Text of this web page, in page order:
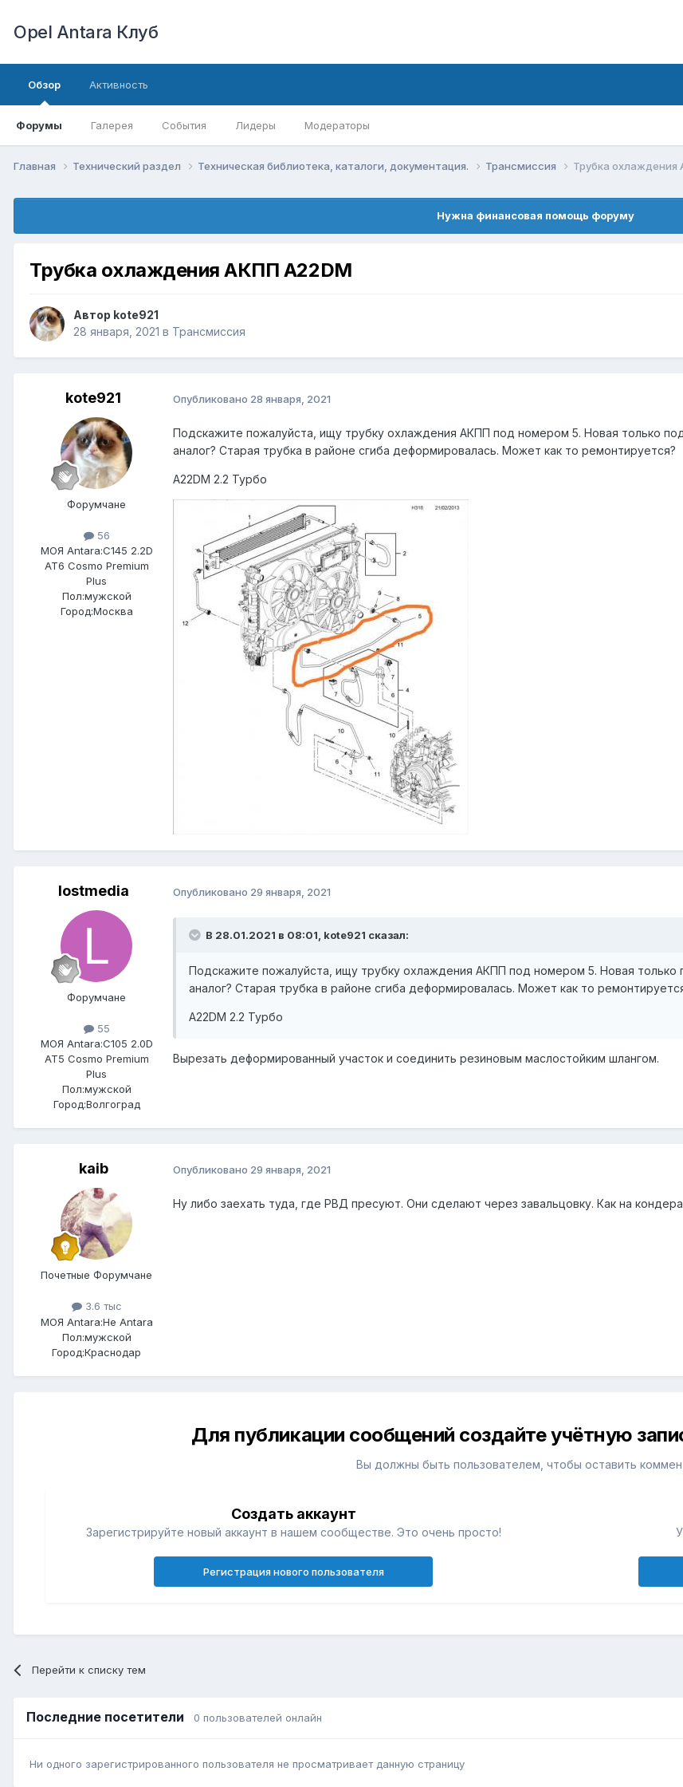
Opel Antara Клуб
Обзор
Форумы Галерея События Лидеры Модераторы
Активность
Главная Технический раздел Техническая библиотека, каталоги, документация. Трансмиссия Трубка охлаждения
Нужна финансовая помощь форуму
Трубка охлаждения АКПП A22DM
Автор kote921
28 января, 2021 в Трансмиссия
kote921
Форумчане
56
МОЯ Antara:C145 2.2D
AT6 Cosmo Premium
Plus
Пол:мужской
Город:Москва
Опубликовано 28 января, 2021
Подскажите пожалуйста, ищу трубку охлаждения АКПП под номером 5. Новая только
аналог? Старая трубка в районе сгиба деформировалась. Может как то ремонтируется?
A22DM 2.2 Турбо
lostmedia
Форумчане
55
МОЯ Antara:C105 2.0D
AT5 Cosmo Premium
Plus
Пол:мужской
Город:Волгоград
Опубликовано 29 января, 2021
В 28.01.2021 в 08:01, kote921 сказал:
Подскажите пожалуйста, ищу трубку охлаждения АКПП под номером 5. Новая только
аналог? Старая трубка в районе сгиба деформировалась. Может как то
A22DM 2.2 Турбо
Вырезать деформированный участок и соединить резиновым маслостойким шлангом.
kaib
Почетные Форумчане
3.6 тыс
МОЯ Antara:Не Antara
Пол:мужской
Город:Краснодар
Опубликовано 29 января, 2021
Ну либо заехать туда, где РВД пресуют. Они сделают через завальцовку. Как на
Для публикации сообщений создайте учётную
Вы должны быть пользователем, чтобы оставить
Создать аккаунт
Зарегистрируйте новый аккаунт в нашем сообществе. Это очень просто!
Регистрация нового пользователя
Перейти к списку тем
Последние посетители 0 пользователей онлайн
Ни одного зарегистрированного пользователя не просматривает данную страницу